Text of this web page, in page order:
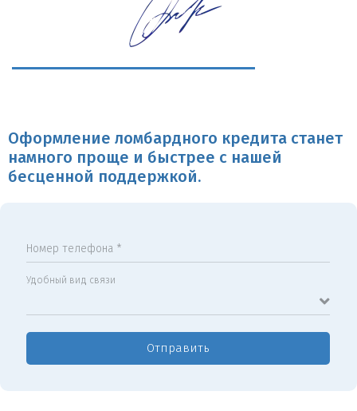
Оформление ломбардного кредита станет
намного проще и быстрее с нашей
бесценной поддержкой.
Номер телефона *
Удобный вид связи
Отправить